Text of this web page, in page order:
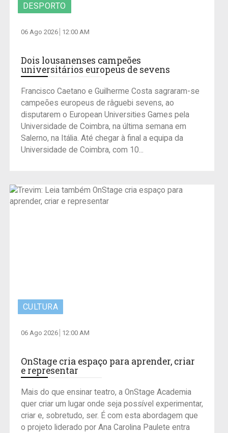
DESPORTO
06 Ago 2026 12:00 AM
Dois lousanenses campeões
universitários europeus de sevens
Francisco Caetano e Guilherme Costa sagraram-se
campeões europeus de râguebi sevens, ao
disputarem o European Universities Games pela
Universidade de Coimbra, na última semana em
Salerno, na Itália. Até chegar à final a equipa da
Universidade de Coimbra, com 10...
CULTURA
06 Ago 2026 12:00 AM
OnStage cria espaço para aprender, criar
e representar
Mais do que ensinar teatro, a OnStage Academia
quer criar um lugar onde seja possível experimentar,
criar e, sobretudo, ser. É com esta abordagem que
o projeto liderado por Ana Carolina Paulete entra